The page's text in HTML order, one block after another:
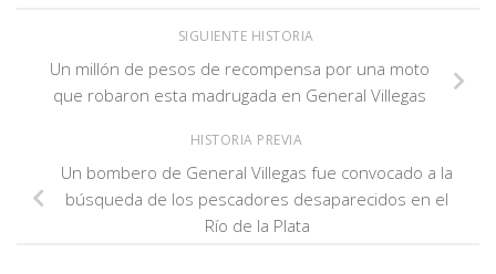
SIGUIENTE HISTORIA
Un millón de pesos de recompensa por una moto
que robaron esta madrugada en General Villegas
HISTORIA PREVIA
Un bombero de General Villegas fue convocado a la
búsqueda de los pescadores desaparecidos en el
Río de la Plata